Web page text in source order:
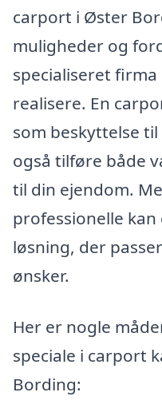
carport i Øster
muligheder og
specialiseret
realisere. En
som beskyttelse
også tilføre både
til din ejendom.
professionelle
løsning, der
ønsker.
Her er nogle
speciale i carport
Bording: